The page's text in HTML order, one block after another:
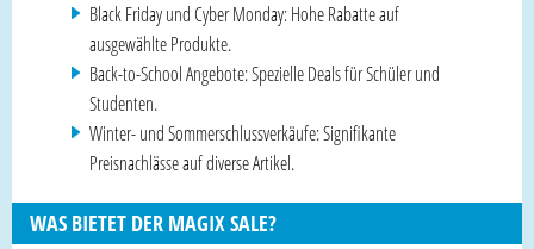
Black Friday und Cyber Monday: Hohe Rabatte auf
ausgewählte Produkte.
Back-to-School Angebote: Spezielle Deals für Schüler und
Studenten.
Winter- und Sommerschlussverkäufe: Signifikante
Preisnachlässe auf diverse Artikel.
WAS BIETET DER MAGIX SALE?